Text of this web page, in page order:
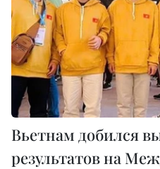
Вьетнам добился
результатов на